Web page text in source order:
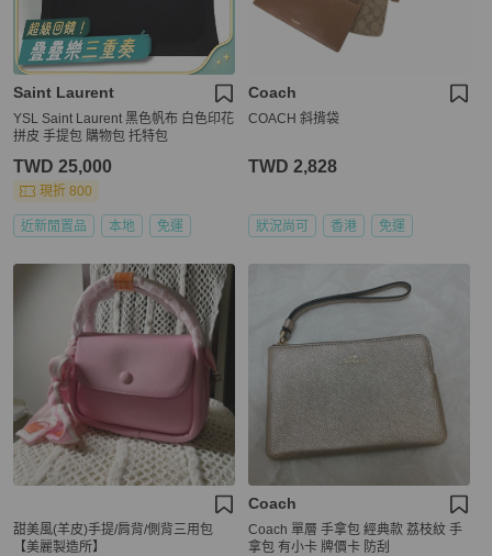
Saint Laurent
YSL Saint Laurent 黑色帆布 白色印花
拼皮 手提包 購物包 托特包
TWD 25,000
現折 800
近新閒置品 本地 免運
Coach
COACH 斜揹袋
TWD 2,828
狀況尚可 香港 免運
甜美風(羊皮)手提/肩背/側背三用包
【美麗製造所】
Coach
Coach 單層 手拿包 經典款 荔枝紋 手
拿包 有小卡 牌價卡 防刮